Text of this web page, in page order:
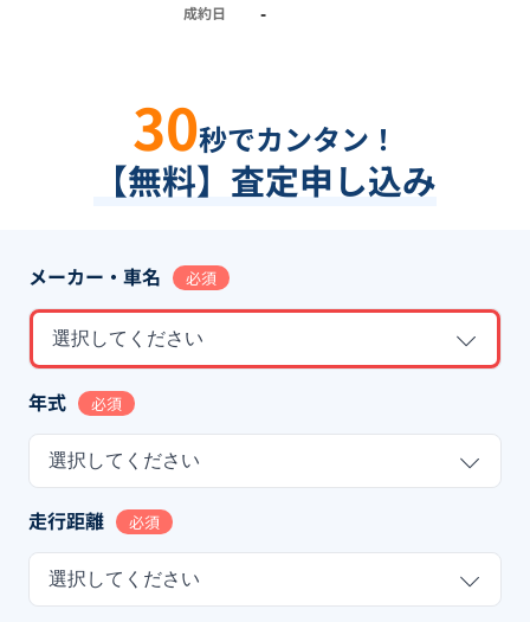
成約日
-
30秒でカンタン！
【無料】査定申し込み
メーカー・車名 必須
選択してください
年式 必須
選択してください
走行距離 必須
選択してください